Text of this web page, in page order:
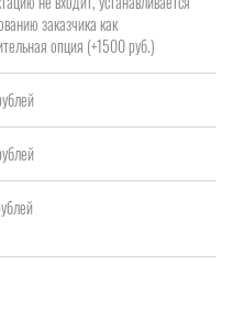
заказчика как
опция (+1500 руб.)